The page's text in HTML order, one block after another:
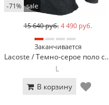
-71% sale
15 640 руб. 4 490 руб.
Заканчивается
Lacoste / Темно-серое поло
L
В корзину